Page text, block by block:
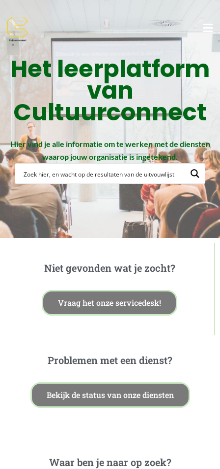
Het leerplatform
van
Cultuurconnect
Hier vind je alle informatie om te werken met de diensten
waarop jouw organisatie is ingetekend.
Niet gevonden wat je zocht?
Vraag het onze servicedesk!
Problemen met een dienst?
Bekijk de status van onze diensten
Waar ben je naar op zoek?